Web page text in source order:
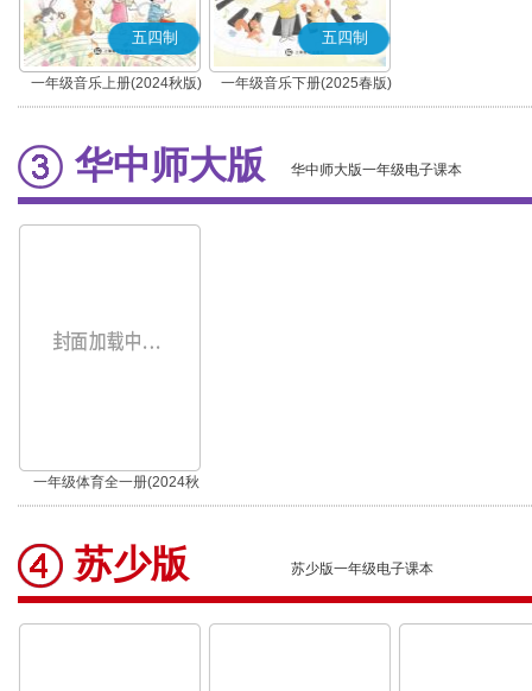
五四制
一年级音乐上册(2024秋版)
五四制
一年级音乐下册(2025春版)
华中师大版 华中师大版一年级电子课本
一年级体育全一册(2024秋
版)
苏少版 苏少版一年级电子课本